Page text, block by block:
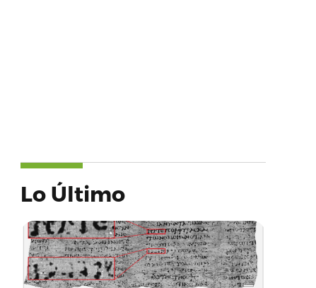
Lo Último